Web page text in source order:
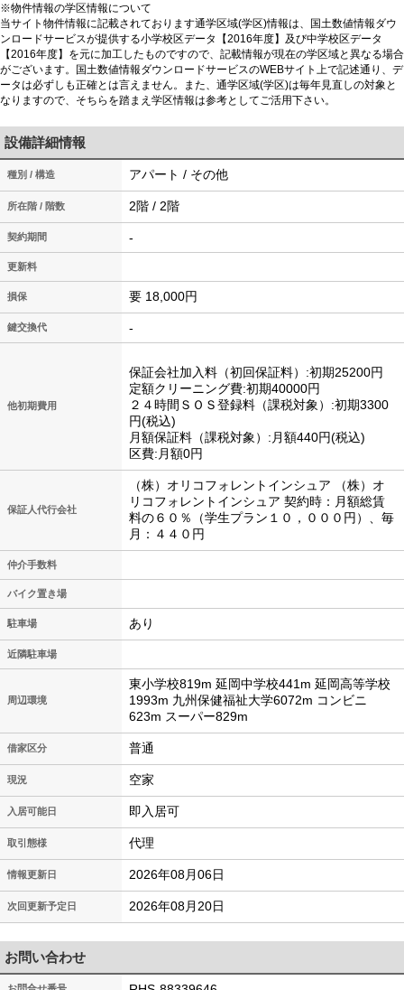
※物件情報の学区情報について
当サイト物件情報に記載されております通学区域(学区)情報は、国土数値情報ダウ
ンロードサービスが提供する小学校区データ【2016年度】及び中学校区データ
【2016年度】を元に加工したものですので、記載情報が現在の学区域と異なる場合
がございます。国土数値情報ダウンロードサービスのWEBサイト上で記述通り、デ
ータは必ずしも正確とは言えません。また、通学区域(学区)は毎年見直しの対象と
なりますので、そちらを踏まえ学区情報は参考としてご活用下さい。
設備詳細情報
種別 / 構造 アパート / その他
所在階 / 階数 2階 / 2階
契約期間 -
更新料
損保 要 18,000円
鍵交換代 -
他初期費用
保証会社加入料（初回保証料）:初期25200円
定額クリーニング費:初期40000円
２４時間ＳＯＳ登録料（課税対象）:初期3300
円(税込)
月額保証料（課税対象）:月額440円(税込)
区費:月額0円
保証人代行会社
（株）オリコフォレントインシュア （株）オ
リコフォレントインシュア 契約時：月額総賃
料の６０％（学生プラン１０，０００円）、毎
月：４４０円
仲介手数料
バイク置き場
駐車場 あり
近隣駐車場
周辺環境
東小学校819m 延岡中学校441m 延岡高等学校
1993m 九州保健福祉大学6072m コンビニ
623m スーパー829m
借家区分 普通
現況 空家
入居可能日 即入居可
取引態様 代理
情報更新日 2026年08月06日
次回更新予定日 2026年08月20日
お問い合わせ